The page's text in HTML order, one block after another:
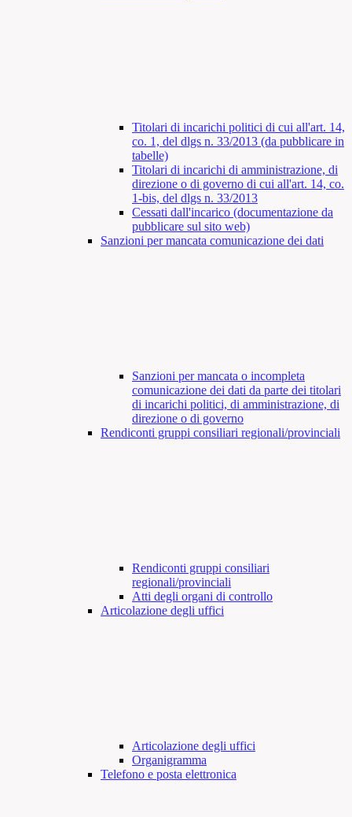
Titolari di incarichi politici di cui all'art. 14,
co. 1, del dlgs n. 33/2013 (da pubblicare in
tabelle)
Titolari di incarichi di amministrazione, di
direzione o di governo di cui all'art. 14, co.
1-bis, del dlgs n. 33/2013
Cessati dall'incarico (documentazione da
pubblicare sul sito web)
Sanzioni per mancata comunicazione dei dati
Sanzioni per mancata o incompleta
comunicazione dei dati da parte dei titolari
di incarichi politici, di amministrazione, di
direzione o di governo
Rendiconti gruppi consiliari regionali/provinciali
Rendiconti gruppi consiliari
regionali/provinciali
Atti degli organi di controllo
Articolazione degli uffici
Articolazione degli uffici
Organigramma
Telefono e posta elettronica